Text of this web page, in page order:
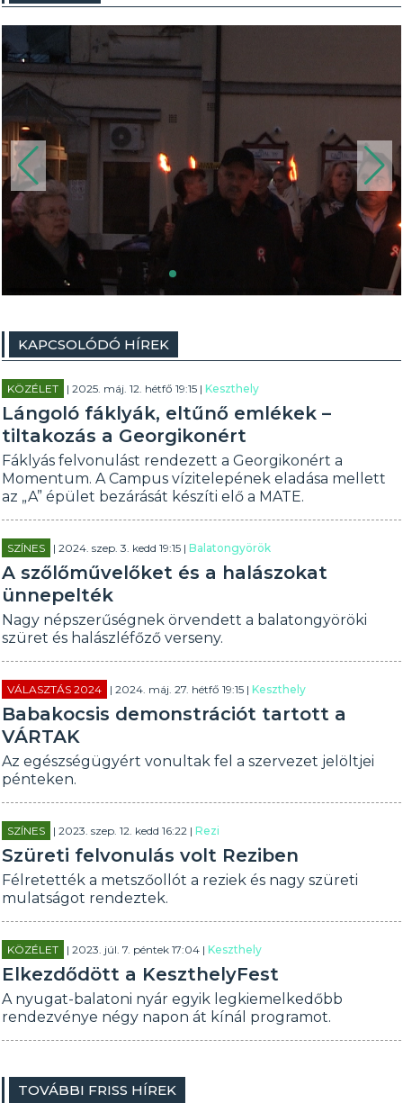
KAPCSOLÓDÓ HÍREK
KÖZÉLET | 2025. máj. 12. hétfő 19:15 |Keszthely
Lángoló fáklyák, eltűnő emlékek –
tiltakozás a Georgikonért
Fáklyás felvonulást rendezett a Georgikonért a
Momentum. A Campus vízitelepének eladása mellett
az „A” épület bezárását készíti elő a MATE.
SZÍNES | 2024. szep. 3. kedd 19:15 |Balatongyörök
A szőlőművelőket és a halászokat
ünnepelték
Nagy népszerűségnek örvendett a balatongyöröki
szüret és halászléfőző verseny.
VÁLASZTÁS 2024 | 2024. máj. 27. hétfő 19:15 |Keszthely
Babakocsis demonstrációt tartott a
VÁRTAK
Az egészségügyért vonultak fel a szervezet jelöltjei
pénteken.
SZÍNES | 2023. szep. 12. kedd 16:22 |Rezi
Szüreti felvonulás volt Reziben
Félretették a metszőollót a reziek és nagy szüreti
mulatságot rendeztek.
KÖZÉLET | 2023. júl. 7. péntek 17:04 |Keszthely
Elkezdődött a KeszthelyFest
A nyugat-balatoni nyár egyik legkiemelkedőbb
rendezvénye négy napon át kínál programot.
TOVÁBBI FRISS HÍREK